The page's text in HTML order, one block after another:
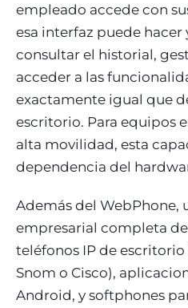
empleado accede con
esa interfaz puede
consultar el historial,
acceder a las
exactamente igual que
escritorio. Para equipos
alta movilidad, esta
dependencia del
Además del WebPhone,
empresarial completa
teléfonos IP de
Snom o Cisco),
Android, y softphones